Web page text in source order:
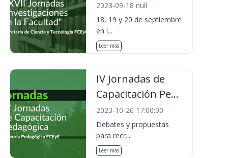
2023-09-18 null
18, 19 y 20 de septiembre
en l...
Leer más
IV Jornadas de
Capacitación Pe...
2023-10-20 17:00:00
Debates y propuestas
para recr...
Leer más